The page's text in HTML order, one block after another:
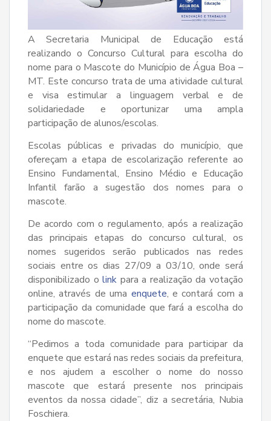
A Secretaria Municipal de Educação está
realizando o Concurso Cultural para escolha do
nome para o Mascote do Município de Água Boa –
MT. Este concurso trata de uma atividade cultural
e visa estimular a linguagem verbal e de
solidariedade e oportunizar uma ampla
participação de alunos/escolas.
Escolas públicas e privadas do município, que
ofereçam a etapa de escolarização referente ao
Ensino Fundamental, Ensino Médio e Educação
Infantil farão a sugestão dos nomes para o
mascote.
De acordo com o regulamento, após a realização
das principais etapas do concurso cultural, os
nomes sugeridos serão publicados nas redes
sociais entre os dias 27/09 a 03/10, onde será
disponibilizado olink para a realização da votação
online, através de uma enquete, e contará com a
participação da comunidade que fará a escolha do
nome do mascote.
“Pedimos a toda comunidade para participar da
enquete que estará nas redes sociais da prefeitura,
e nos ajudem a escolher o nome do nosso
mascote que estará presente nos principais
eventos da nossa cidade”, diz a secretária, Nubia
Foschiera.